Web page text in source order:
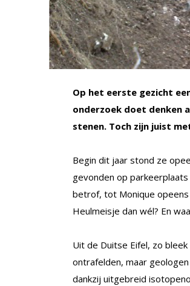
Op het eerste gezicht
onderzoek doet denken
stenen. Toch zijn juist
Begin dit jaar stond ze
gevonden op
betrof, tot Monique
Heulmeisje dan wél? En
Uit de Duitse Eifel, zo
ontrafelden, maar
dankzij uitgebreid